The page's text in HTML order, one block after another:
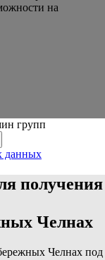
на
групп
данных
получения
Челнах
Челнах под